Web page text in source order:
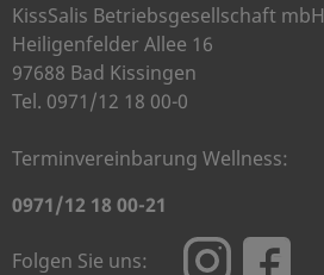
KissSalis Betriebsgesellschaft mbH
Heiligenfelder Allee 16
97688 Bad Kissingen
Tel. 0971/12 18 00-0
Terminvereinbarung Wellness:
0971/12 18 00-21
Folgen Sie uns: